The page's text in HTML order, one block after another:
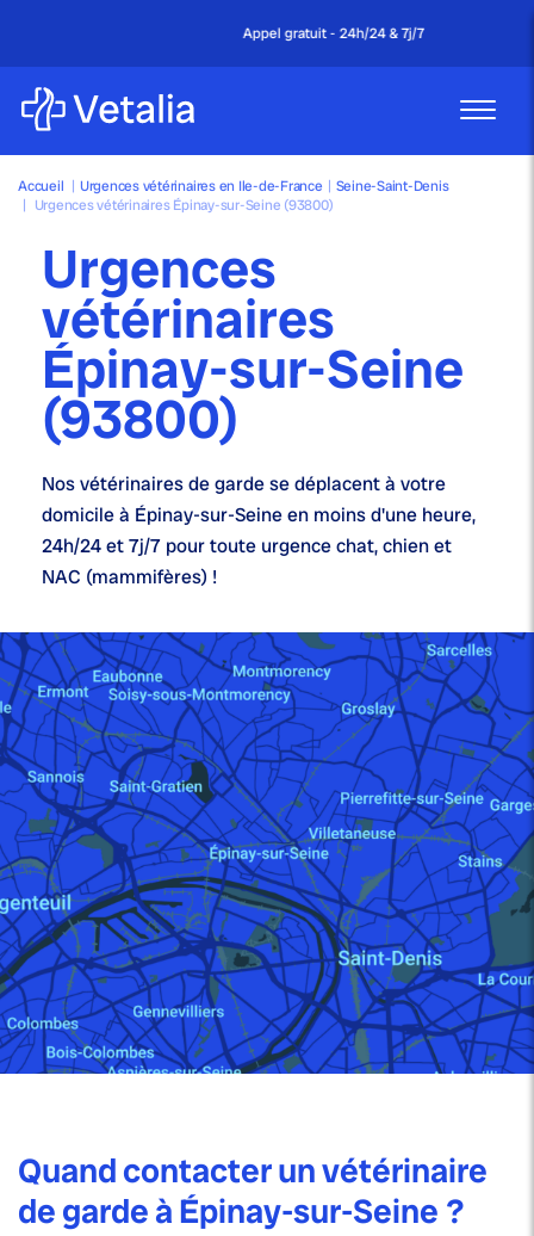
Appel gratuit - 24h/24 & 7j/7
Accueil | Urgences vétérinaires en Ile-de-France | Seine-Saint-Denis
| Urgences vétérinaires Épinay-sur-Seine (93800)
Urgences
vétérinaires
Épinay-sur-Seine
(93800)
Nosvétérinaires de gardese déplacent à votre
domicile à Épinay-sur-Seine en moins d'une heure,
24h/24 et 7j/7 pour toute urgence chat, chien et
NAC (mammifères) !
Quand contacter un vétérinaire
de garde à Épinay-sur-Seine ?